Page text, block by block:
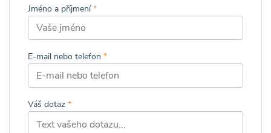
Jméno a příjmení*
E-mail nebo telefon *
Váš dotaz *